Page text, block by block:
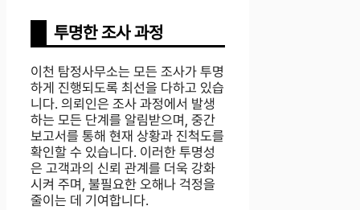
투명한 조사 과정
이천 탐정사무소는 모든 조사가 투명
하게 진행되도록 최선을 다하고 있습
니다. 의뢰인은 조사 과정에서 발생
하는 모든 단계를 알림받으며, 중간
보고서를 통해 현재 상황과 진척도를
확인할 수 있습니다. 이러한 투명성
은 고객과의 신뢰 관계를 더욱 강화
시켜 주며, 불필요한 오해나 걱정을
줄이는 데 기여합니다.